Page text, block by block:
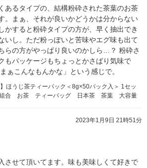
あるタイプの、結構粉砕された茶葉のお茶
。まぁ、それが良いかどうかは分からない
すると粉砕タイプの方が、早く抽出でき
いし。ただ粉っぽいと苦味やエグ味も出て
らの方がやっぱり良いのかしら…？ 粉砕さ
もパッケージもちょっとかさばり気味で
ぁこんなもんかな」という感じで。
ほうじ茶ティーパック＜8g×50パック入＞ 1セッ
組合 お茶 ティーバッグ 日本茶 茶葉 大容量
2023年1月9日 21時51分
させて頂いてます。味も美味しくて好きで